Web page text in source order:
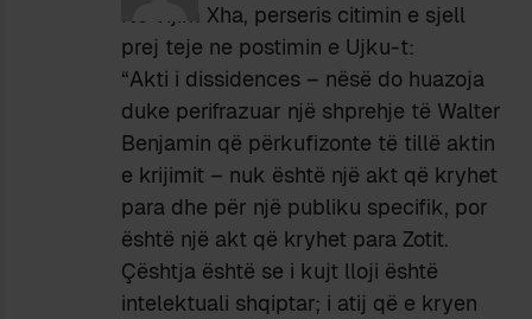
Ne vijim Xha, perseris citimin e sjell
prej teje ne postimin e Ujku-t:
“Akti i dissidences – nësë do huazoja
duke perifrazuar një shprehje të Walter
Benjamin që përkufizonte të tillë aktin
e krijimit – nuk është një akt që kryhet
para dhe për një publiku specifik, por
është një akt që kryhet para Zotit.
Çështja është se i kujt lloji është
intelektuali shqiptar; i atij që e kryen